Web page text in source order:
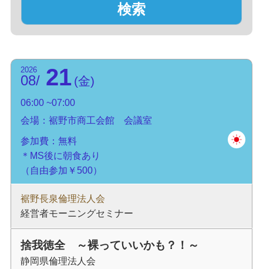
2026
08 21 金
06:00
07:00
会場：裾野市商工会館 会議室
参加費：無料
＊MS後に朝食あり
（自由参加￥500）
裾野長泉倫理法人会
経営者モーニングセミナー
捨我徳全 ～裸っていいかも？！～
静岡県倫理法人会